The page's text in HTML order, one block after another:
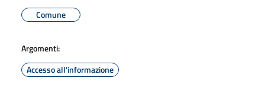
Comune
Argomenti:
Accesso all'informazione